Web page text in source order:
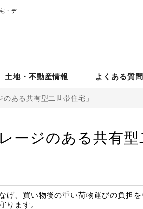
・デ
土地・不動産情報 よくある質問
ある共有型二世帯住宅」
ージのある共有型
げ、買い物後の重い荷物運びの負担
ります。